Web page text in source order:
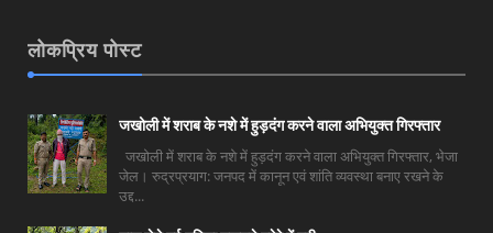
लोकप्रिय पोस्ट
जखोली में शराब के नशे में हुड़दंग करने वाला अभियुक्त गिरफ्तार
जखोली में शराब के नशे में हुड़दंग करने वाला अभियुक्त गिरफ्तार, भेजा
जेल। रुद्रप्रयाग: जनपद में कानून एवं शांति व्यवस्था बनाए रखने के
उद्द...